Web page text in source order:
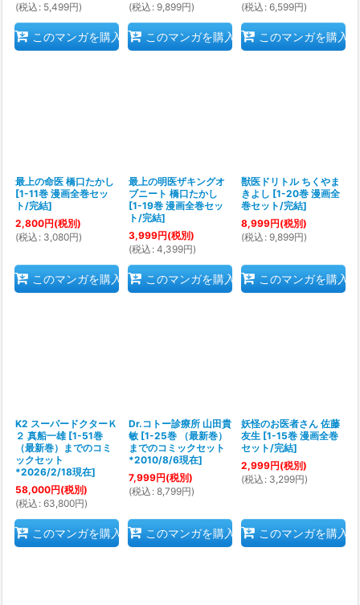
(税込 : 5,499円)
このマンガを購入
(税込 : 9,899円)
このマンガを購入
(税込 : 6,599円)
このマンガを購入
最上の命医 橋口たかし
[1-11巻 漫画全巻セッ
ト/完結]
2,800円(税別)
(税込 : 3,080円)
このマンガを購入
最上の明医ザキングオ
ブニート 橋口たかし
[1-19巻 漫画全巻セッ
ト/完結]
3,999円(税別)
(税込 : 4,399円)
このマンガを購入
獣医ドリトル ちくやま
きよし [1-20巻 漫画全
巻セット/完結]
8,999円(税別)
(税込 : 9,899円)
このマンガを購入
K2 スーパードクターＫ
２ 真船一雄 [1-51巻
（最新巻）までのコミ
ックセット
*2026/2/18現在]
58,000円(税別)
(税込 : 63,800円)
このマンガを購入
Dr.コトー診療所 山田貴
敏 [1-25巻 （最新巻）
までのコミックセット
*2010/8/6現在]
7,999円(税別)
(税込 : 8,799円)
このマンガを購入
妖怪のお医者さん 佐藤
友生 [1-15巻 漫画全巻
セット/完結]
2,999円(税別)
(税込 : 3,299円)
このマンガを購入